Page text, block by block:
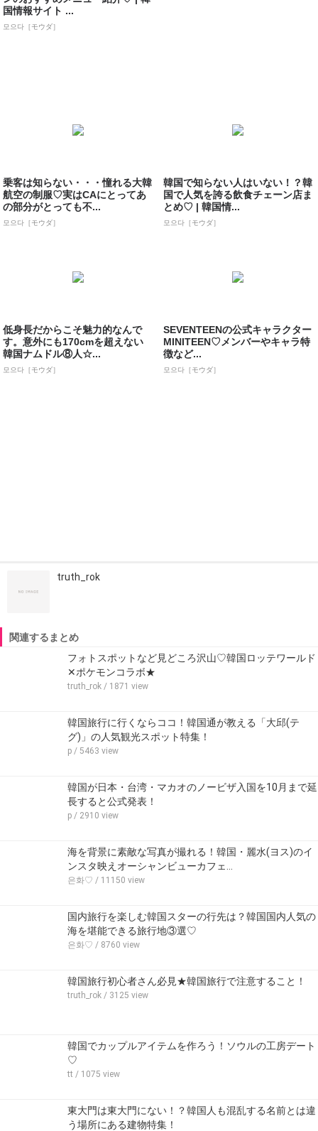
国情報サイト ...
모으다［モウダ］
乗客は知らない・・・憧れる大韓
航空の制服♡実はCAにとってあ
の部分がとっても不...
모으다［モウダ］
韓国で知らない人はいない！？韓
国で人気を誇る飲食チェーン店ま
とめ♡ | 韓国情...
모으다［モウダ］
低身長だからこそ魅力的なんで
す。意外にも170cmを超えない
韓国ナムドル⑧人☆...
모으다［モウダ］
SEVENTEENの公式キャラクター
MINITEEN♡メンバーやキャラ特
徴など...
모으다［モウダ］
truth_rok
関連するまとめ
フォトスポットなど見どころ沢山♡韓国ロッテワールド
✕ポケモンコラボ★
truth_rok / 1871 view
韓国旅行に行くならココ！韓国通が教える「大邱(テ
グ)」の人気観光スポット特集！
p / 5463 view
韓国が日本・台湾・マカオのノービザ入国を10月まで延
長すると公式発表！
p / 2910 view
海を背景に素敵な写真が撮れる！韓国・麗水(ヨス)のイ
ンスタ映えオーシャンビューカフェ…
은화♡ / 11150 view
国内旅行を楽しむ韓国スターの行先は？韓国国内人気の
海を堪能できる旅行地③選♡
은화♡ / 8760 view
韓国旅行初心者さん必見★韓国旅行で注意すること！
truth_rok / 3125 view
韓国でカップルアイテムを作ろう！ソウルの工房デート
♡
tt / 1075 view
東大門は東大門にない！？韓国人も混乱する名前とは違
う場所にある建物特集！